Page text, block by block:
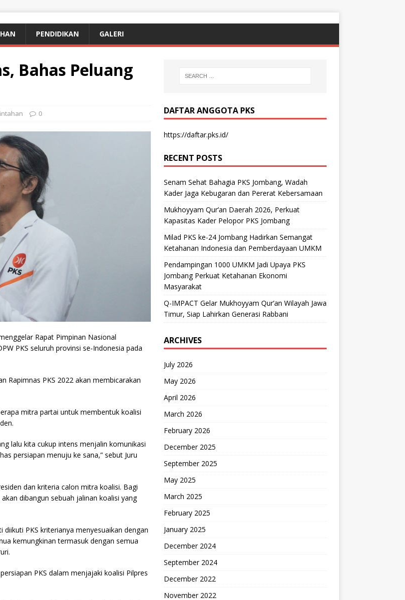
PENDIDIKAN GALERI
Bahas Peluang
0
Rapat Pimpinan Nasional
PKS seluruh provinsi se-Indonesia pada
Rapimnas PKS 2022 akan membicarakan
mitra partai untuk membentuk koalisi
lalu kita cukup intens menjalin komunikasi
persiapan menuju ke sana,” sebut Juru
dan kriteria calon mitra koalisi. Bagi
dibangun sebuah jalinan koalisi yang
PKS kriterianya menyesuaikan dengan
kemungkinan termasuk dengan semua
PKS dalam menjajaki koalisi Pilpres
DAFTAR ANGGOTA PKS
https://daftar.pks.id/
RECENT POSTS
Senam Sehat Bahagia PKS Jombang, Wadah
Kader Jaga Kebugaran dan Pererat Kebersamaan
Mukhoyyam Qur’an Daerah 2026, Perkuat
Kapasitas Kader Pelopor PKS Jombang
Milad PKS ke-24 Jombang Hadirkan Semangat
Ketahanan Indonesia dan Pemberdayaan UMKM
Pendampingan 1000 UMKM Jadi Upaya PKS
Jombang Perkuat Ketahanan Ekonomi
Masyarakat
Q-IMPACT Gelar Mukhoyyam Qur’an Wilayah Jawa
Timur, Siap Lahirkan Generasi Rabbani
ARCHIVES
July 2026
May 2026
April 2026
March 2026
February 2026
December 2025
September 2025
May 2025
March 2025
February 2025
January 2025
December 2024
September 2024
December 2022
November 2022